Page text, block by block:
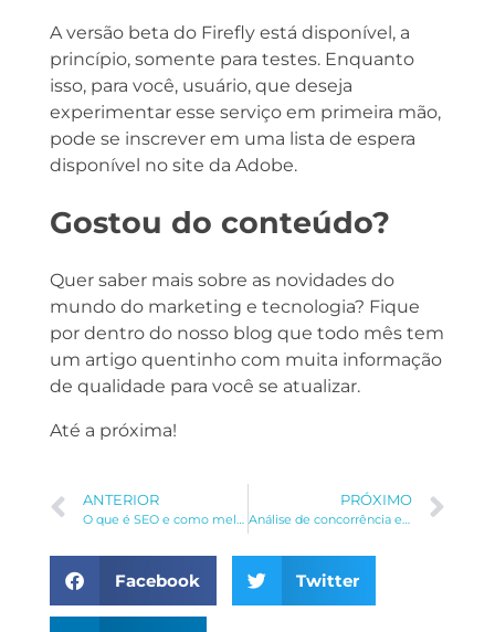
A versão beta do Firefly está disponível, a
princípio, somente para testes. Enquanto
isso, para você, usuário, que deseja
experimentar esse serviço em primeira mão,
pode se inscrever em uma lista de espera
disponível no site da Adobe.
Gostou do conteúdo?
Quer saber mais sobre as novidades do
mundo do marketing e tecnologia? Fique
por dentro do nosso blog que todo mês tem
um artigo quentinho com muita informação
de qualidade para você se atualizar.
Até a próxima!
ANTERIOR
O que é SEO e como melhorar meu Tráfego Orgânico
PRÓXIMO
Análise de concorrência em sua estratégia de marketing
Facebook Twitter